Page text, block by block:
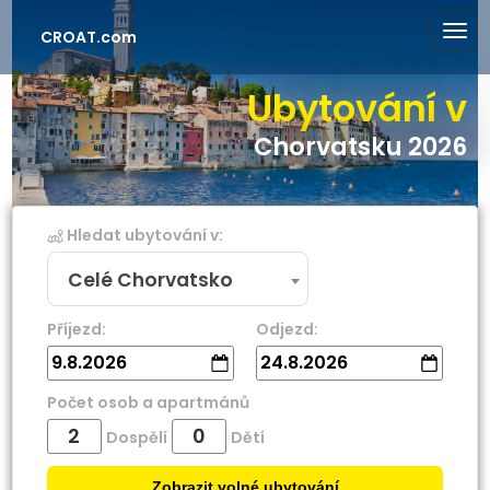
CROAT.com
Ubytování v
Chorvatsku 2026
Hledat ubytování v:
Celé Chorvatsko
Příjezd:
9.8.2026
Odjezd:
24.8.2026
Počet osob a apartmánů
Dospělí
Dětí
Zobrazit volné ubytování